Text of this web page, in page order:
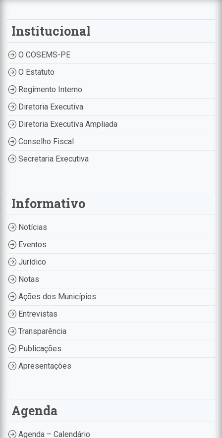
Institucional
O COSEMS-PE
O Estatuto
Regimento Interno
Diretoria Executiva
Diretoria Executiva Ampliada
Conselho Fiscal
Secretaria Executiva
Informativo
Notícias
Eventos
Jurídico
Notas
Ações dos Municípios
Entrevistas
Transparência
Publicações
Apresentações
Agenda
Agenda – Calendário